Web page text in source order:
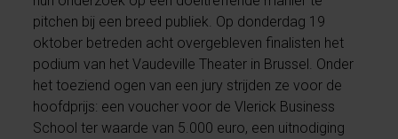
pitchen bij een breed publiek. Op donderdag 19
oktober betreden acht overgebleven finalisten het
podium van het Vaudeville Theater in Brussel. Onder
het toeziend ogen van een jury strijden ze voor de
hoofdprijs: een voucher voor de Vlerick Business
School ter waarde van 5.000 euro, een uitnodiging